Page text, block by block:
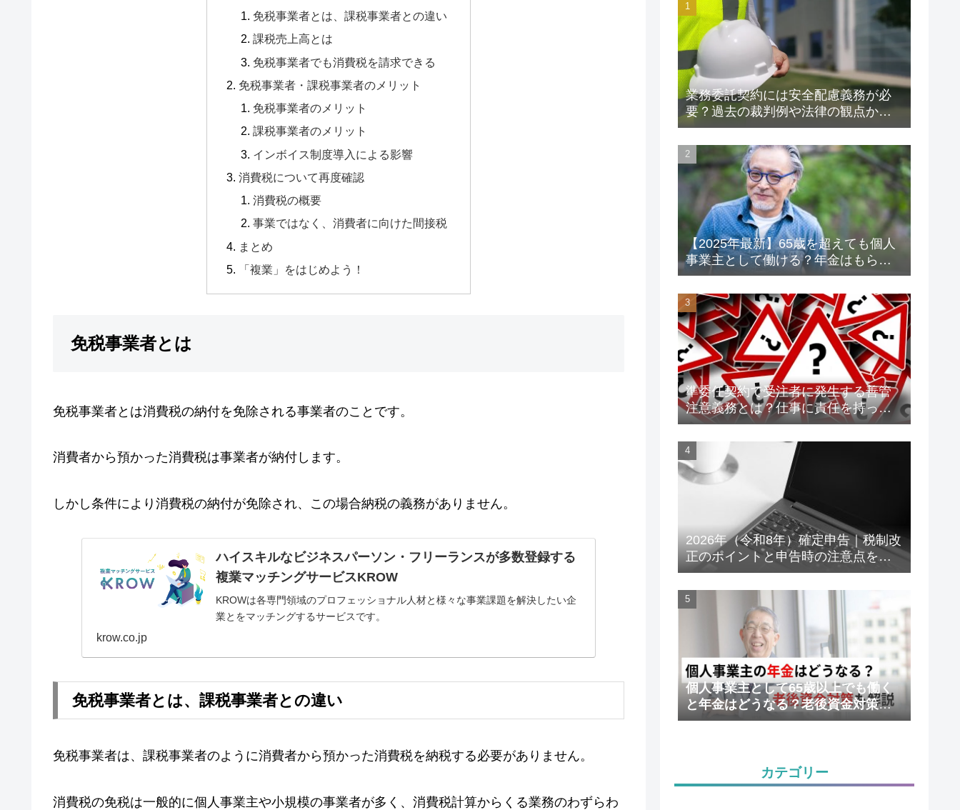
免税事業者とは、課税事業者との違い
課税売上高とは
免税事業者でも消費税を請求できる
免税事業者・課税事業者のメリット
免税事業者のメリット
課税事業者のメリット
インボイス制度導入による影響
消費税について再度確認
消費税の概要
事業ではなく、消費者に向けた間接税
まとめ
「複業」をはじめよう！
免税事業者とは
免税事業者とは消費税の納付を免除される事業者のことです。
消費者から預かった消費税は事業者が納付します。
しかし条件により消費税の納付が免除され、この場合納税の義務がありません。
ハイスキルなビジネスパーソン・フリーランスが多数登録する
複業マッチングサービスKROW
KROWは各専門領域のプロフェッショナル人材と様々な事業課題を解決したい企
業とをマッチングするサービスです。
krow.co.jp
免税事業者とは、課税事業者との違い
免税事業者は、課税事業者のように消費者から預かった消費税を納税する必要がありません。
消費税の免税は一般的に個人事業主や小規模の事業者が多く、消費税計算からくる業務のわずらわ
業務委託契約には安全配慮義務が必
要？過去の裁判例や法律の観点から
解説します！
【2025年最新】65歳を超えても個人
事業主として働ける？年金はもらえ
る？老後資金対策も解説！
準委任契約で受注者に発生する善管
注意義務とは？仕事に責任を持って
トラブルを未然に防ごう！
2026年（令和8年）確定申告｜税制改
正のポイントと申告時の注意点をわ
かりやすく解説
個人事業主として65歳以上でも働く
と年金はどうなる？老後資金対策も
解説
カテゴリー